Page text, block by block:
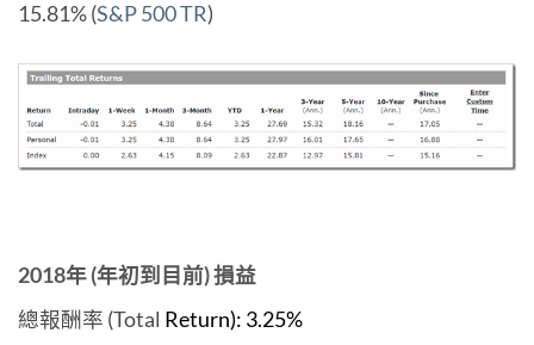
15.81% (S&P 500 TR)
2018年 (年初到目前) 損益
總報酬率 (Total Return): 3.25%